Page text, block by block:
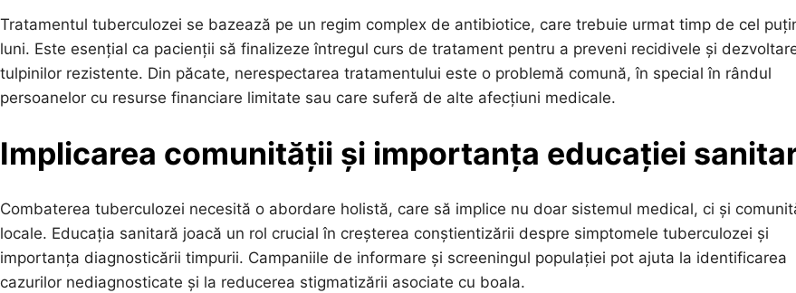
Tratamentul tuberculozei se bazează pe un regim complex de antibiotice, care trebuie urmat timp de cel
luni. Este esențial ca pacienții să finalizeze întregul curs de tratament pentru a preveni recidivele și
tulpinilor rezistente. Din păcate, nerespectarea tratamentului este o problemă comună, în special în rândul
persoanelor cu resurse financiare limitate sau care suferă de alte afecțiuni medicale.
Implicarea comunității și importanța educației
Combaterea tuberculozei necesită o abordare holistă, care să implice nu doar sistemul medical, ci și
locale. Educația sanitară joacă un rol crucial în creșterea conștientizării despre simptomele tuberculozei și
importanța diagnosticării timpurii. Campaniile de informare și screeningul populației pot ajuta la identificarea
cazurilor nediagnosticate și la reducerea stigmatizării asociate cu boala.